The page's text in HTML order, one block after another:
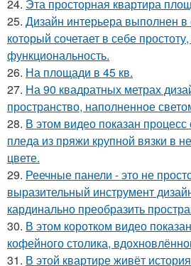
24. Эта просторная квартира
25. Дизайн интерьера выполнен
который сочетает в себе
функциональность.
26. На площади в 45 кв.
27. На 90 квадратных метрах
пространство, наполненное
28. В этом видео показан процесс
пледа из пряжи крупной вязки в
цвете.
29. Реечные панели - это не
выразительный инструмент
кардинально преобразить
30. В этом коротком видео
кофейного столика,
31. В этой квартире живёт